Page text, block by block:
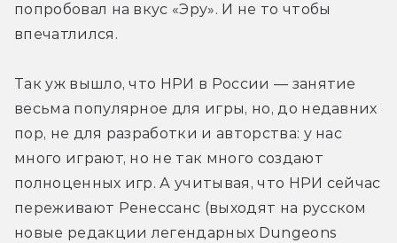
попробовал на вкус «Эру». И не то чтобы
впечатлился.
Так уж вышло, что НРИ в России — занятие
весьма популярное для игры, но, до недавних
пор, не для разработки и авторства: у нас
много играют, но не так много создают
полноценных игр. А учитывая, что НРИ сейчас
переживают Ренессанс (выходят на русском
новые редакции легендарных Dungeons